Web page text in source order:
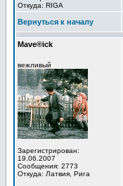
Откуда: RIGA
Вернуться к началу
Mave®ick
вежливый
Зарегистрирован:
19.06.2007
Сообщения: 2773
Откуда: Латвия, Рига